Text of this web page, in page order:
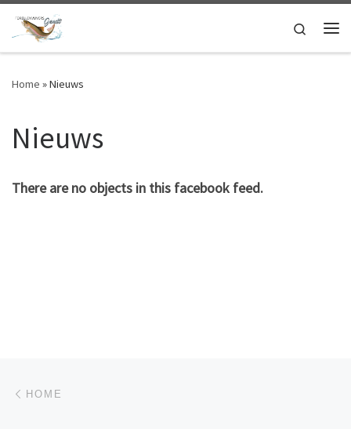
Skip to content
Search
Home »Nieuws
Nieuws
There are no objects in this facebook feed.
Berichtnavigatie
HOME